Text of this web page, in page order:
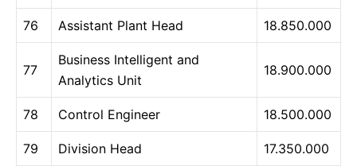
76 Assistant Plant Head 18.850.000
77
Business Intelligent and
Analytics Unit
18.900.000
78 Control Engineer 18.500.000
79 Division Head 17.350.000